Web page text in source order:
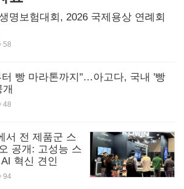
명보험대회, 2026 국제용상 연례회
58
빵 마라톤까지"…아고다, 국내 '빵
48
서 전 제품군 스
공개: 고성능 스
혁신 견인
94